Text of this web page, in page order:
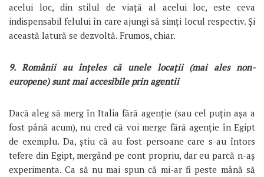
acelui loc, din stilul de viață al acelui loc, este ceva
indispensabil felului în care ajungi să simți locul respectiv. Și
această latură se dezvoltă. Frumos, chiar.
9. Românii au înțeles că unele locații (mai ales non-
europene) sunt mai accesibile prin agentii
Dacă aleg să merg în Italia fără agenție (sau cel puțin așa a
fost până acum), nu cred că voi merge fără agenție în Egipt
de exemplu. Da, știu că au fost persoane care s-au întors
tefere din Egipt, mergând pe cont propriu, dar eu parcă n-aș
experimenta. Ca să nu mai spun că mi-ar fi peste mână să